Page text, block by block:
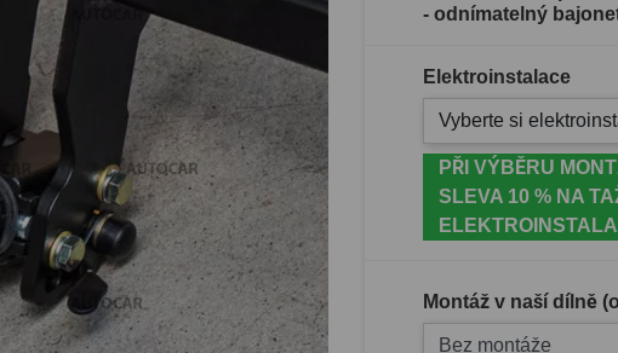
- odnímatelný
Elektroinstalace
Vyberte si
PŘI VÝBĚRU
SLEVA 10 % NA
Montáž v naší dílně
Bez montáže